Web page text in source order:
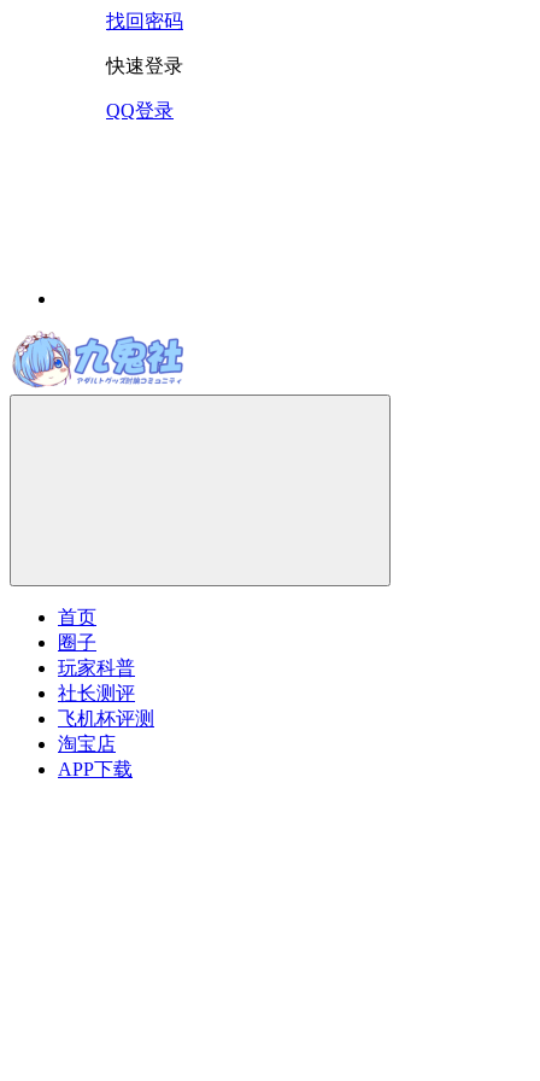
找回密码
快速登录
QQ登录
首页
圈子
玩家科普
社长测评
飞机杯评测
淘宝店
APP下载